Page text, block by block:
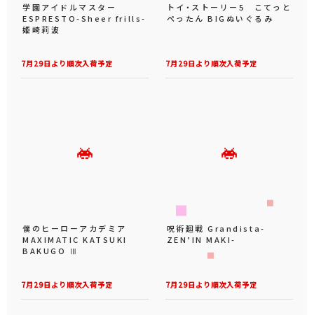
7月29日より順次入荷予定
学園アイドルマスター
ESPRESTO-Sheer frills-
姫崎莉波
7月29日より順次入荷予定
トイ・ストーリー5 こてっと
ぺったん BIGぬいぐるみ
7月29日より順次入荷予定
僕のヒーローアカデミア
MAXIMATIC KATSUKI
BAKUGO Ⅲ
7月29日より順次入荷予定
呪術廻戦 Grandista-
ZEN’IN MAKI-